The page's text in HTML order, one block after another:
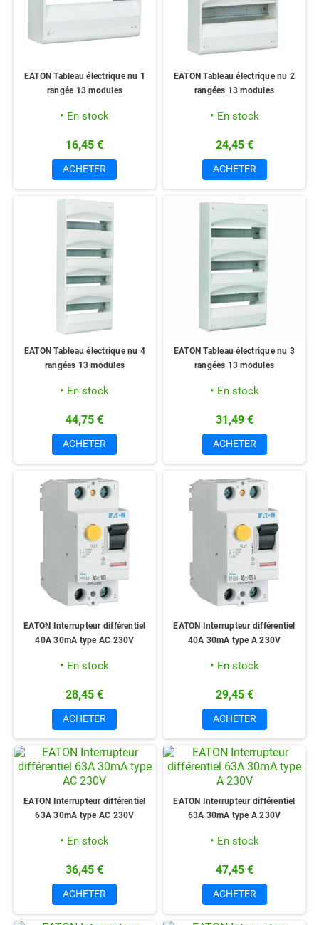
EATON Tableau électrique nu 1
rangée 13 modules
En stock
16,45 €
ACHETER
EATON Tableau électrique nu 2
rangées 13 modules
En stock
24,45 €
ACHETER
EATON Tableau électrique nu 4
rangées 13 modules
En stock
44,75 €
ACHETER
EATON Tableau électrique nu 3
rangées 13 modules
En stock
31,49 €
ACHETER
EATON Interrupteur différentiel
40A 30mA type AC 230V
En stock
28,45 €
ACHETER
EATON Interrupteur différentiel
40A 30mA type A 230V
En stock
29,45 €
ACHETER
EATON Interrupteur différentiel
63A 30mA type AC 230V
En stock
36,45 €
ACHETER
EATON Interrupteur différentiel
63A 30mA type A 230V
En stock
47,45 €
ACHETER